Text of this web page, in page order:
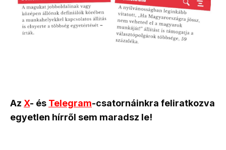
Az X- és Telegram-csatornáinkra feliratkozva
egyetlen hírről sem maradsz le!